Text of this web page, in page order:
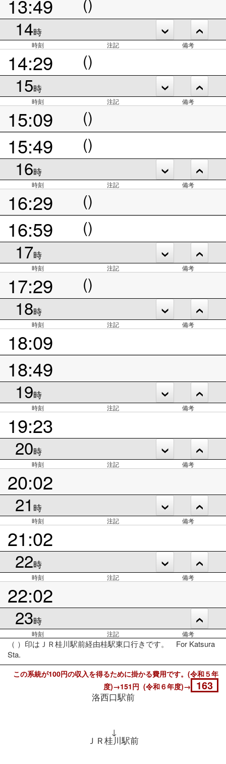
13:49
14時
時刻 注記 備考
14:29 ()
15時
時刻 注記 備考
15:09 ()
15:49 ()
16時
時刻 注記 備考
16:29 ()
16:59 ()
17時
時刻 注記 備考
17:29 ()
18時
時刻 注記 備考
18:09
18:49
19時
時刻 注記 備考
19:23
20時
時刻 注記 備考
20:02
21 時
時刻 注記 備考
21:02
22時
時刻 注記 備考
22:02
23時
時刻 注記 備考
（ ）印はＪＲ桂川駅前経由桂駅東口行きです。 For Katsura
Sta.
この系統が100円の収入を得るために掛かる費用です。(令和５年
度)→151円 (令和６年度)→
163
洛西口駅前
↓
ＪＲ桂川駅前